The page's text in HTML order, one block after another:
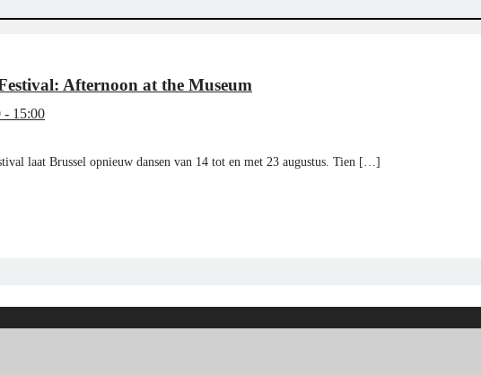
Afternoon at the Museum
- 15:00
laat Brussel opnieuw dansen van 14 tot en met 23 augustus. Tien […]